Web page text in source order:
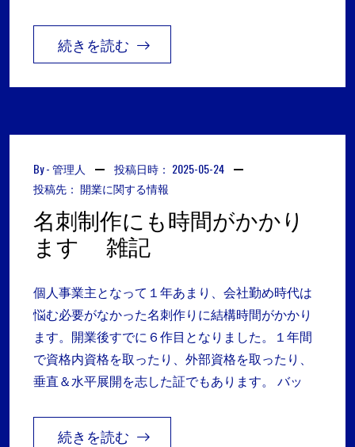
続きを読む
By -管理人 投稿日時： 2025-05-24
投稿先： 開業に関する情報
名刺制作にも時間がかかり
ます 雑記
個人事業主となって１年あまり、会社勤め時代は
悩む必要がなかった名刺作りに結構時間がかかり
ます。開業後すでに６作目となりました。１年間
で資格内資格を取ったり、外部資格を取ったり、
垂直＆水平展開を志した証でもあります。 バッ
続きを読む